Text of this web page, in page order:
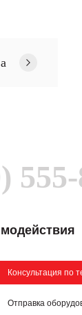
Консультация по
Отправка